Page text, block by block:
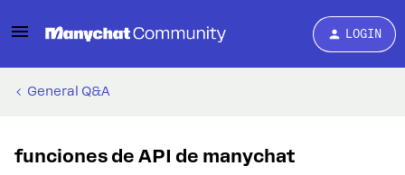
LOGIN
General Q&A
funciones de API de manychat